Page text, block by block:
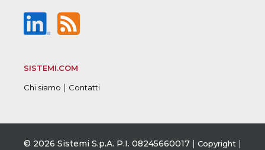
SISTEMI.COM
Chi siamo Contatti
© 2026 Sistemi S.p.A. P.I. 08245660017 Copyright